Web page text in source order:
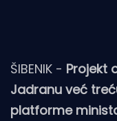
ŠIBENIK - Projekt
Jadranu već
platforme